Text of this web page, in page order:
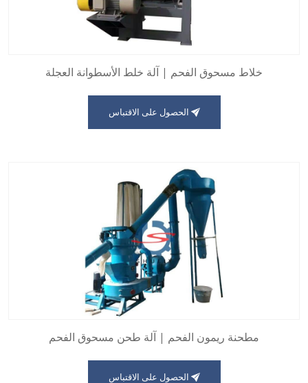
خلاط مسحوق الفحم | آلة خلط الأسطوانة العجلة
الحصول على الاقتباس
مطحنة ريمون الفحم | آلة طحن مسحوق الفحم
الحصول على الاقتباس